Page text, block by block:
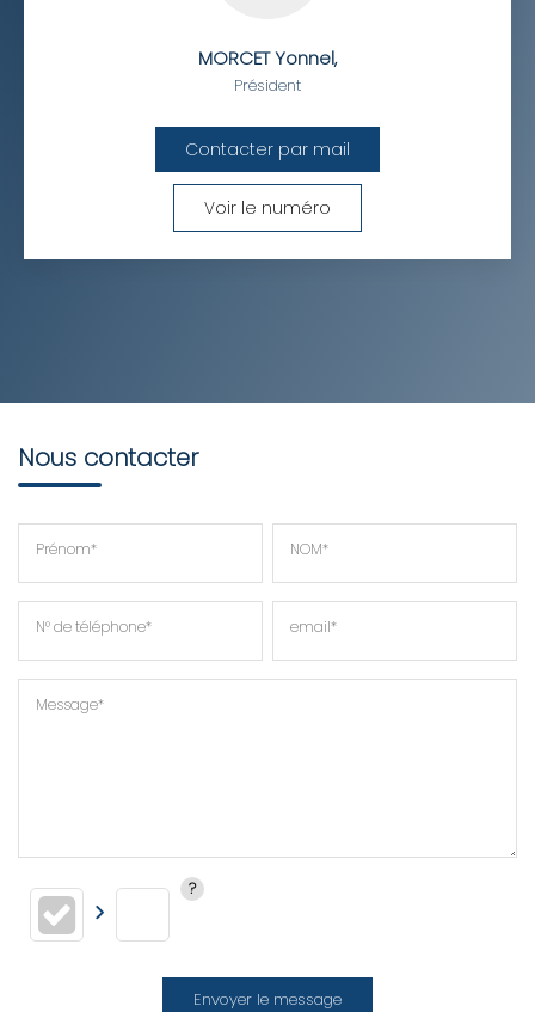
MORCET Yonnel,
Président
Contacter par mail
Voir le numéro
Nous contacter
Prénom* NOM*
N° de téléphone* email*
Message*
Envoyer le message